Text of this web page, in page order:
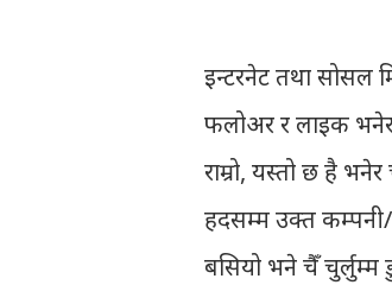
इन्टरनेट तथा सोसल
फलोअर र लाइक
राम्रो, यस्तो छ है
हदसम्म उक्त कम्पनी/
बसियो भने चैँ चुर्लुम्म